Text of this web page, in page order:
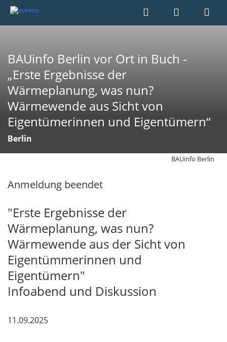
BAUinfo Berlin vor Ort in Buch -
„Erste Ergebnisse der
Wärmeplanung, was nun?
Wärmewende aus Sicht von
Eigentümerinnen und Eigentümern“
Berlin
BAUinfo Berlin
Anmeldung beendet
"Erste Ergebnisse der
Wärmeplanung, was nun?
Wärmewende aus der Sicht von
Eigentümmerinnen und
Eigentümern"
Infoabend und Diskussion
​​​​​​​11.09.2025